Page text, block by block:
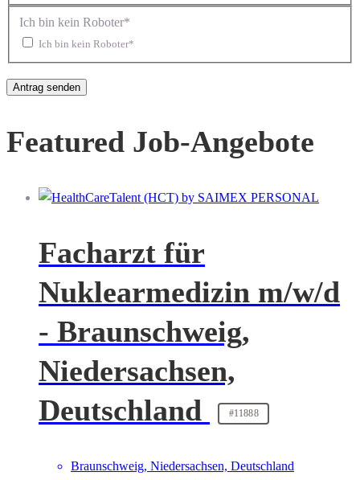
Ich bin kein Roboter*
Ich bin kein Roboter*
Featured Job-Angebote
Facharzt für
Nuklearmedizin m/w/d
- Braunschweig,
Niedersachsen,
Deutschland
#11888
Braunschweig, Niedersachsen, Deutschland